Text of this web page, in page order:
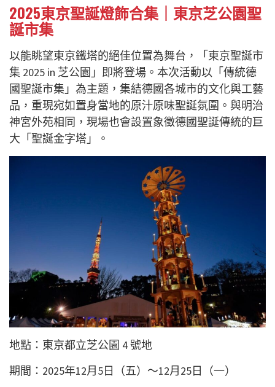
2025東京聖誕燈飾合集｜東京芝公園聖
誕市集
以能眺望東京鐵塔的絕佳位置為舞台，「東京聖誕市
集 2025 in 芝公園」即將登場。本次活動以「傳統德
國聖誕市集」為主題，集結德國各城市的文化與工藝
品，重現宛如置身當地的原汁原味聖誕氛圍。與明治
神宮外苑相同，現場也會設置象徵德國聖誕傳統的巨
大「聖誕金字塔」。
地點：東京都立芝公園 4 號地
期間：2025年12月5日（五）～12月25日（一）